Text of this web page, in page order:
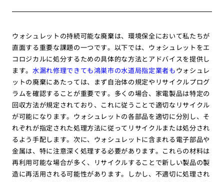
ウォシュレットの持続可能な廃棄は、環境保全において私たちが
直面する重要な課題の一つです。以下では、ウォシュレットをエ
コロジカルに処分するための具体的な方法とアドバイスを提供し
ます。 水漏れ修理できても鴻巣市の水道局指定業者もウォシュレ
ットの廃棄にあたっては、まず自治体の規定やリサイクルプログ
ラムを確認することが重要です。多くの場合、家電製品は特定の
回収方法が規定されており、これに従うことで適切なリサイクル
が可能になります。ウォシュレットの各部品を適切に分別し、そ
れぞれが指定された処理方法に従ってリサイクルまたは処分され
るよう手配します。次に、ウォシュレットに含まれる電子部品や
金属は、特に注意深く処理する必要があります。これらの材料は
再利用可能な場合が多く、リサイクルすることで新しい製品の製
造に再活用される可能性があります。しかし、不適切に処理され